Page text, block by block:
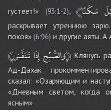
густеет!» (93:1-2),
раскрывает утреннюю
покоя»(6:96)и другие аяты. А
﴾وَالصُّبْحِإِذَا تَنَفَّسَ﴿Клянусь
Ад-Дахак
сказал: «Озаряющим и
«Дневным светом, когда
ясным»